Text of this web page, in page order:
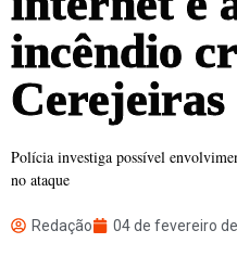
incêndio
Cerejeiras
Polícia investiga possível
no ataque
Redação 04 de fevereiro